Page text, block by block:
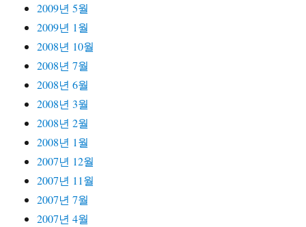
2009년 5월
2009년 1월
2008년 10월
2008년 7월
2008년 6월
2008년 3월
2008년 2월
2008년 1월
2007년 12월
2007년 11월
2007년 7월
2007년 4월